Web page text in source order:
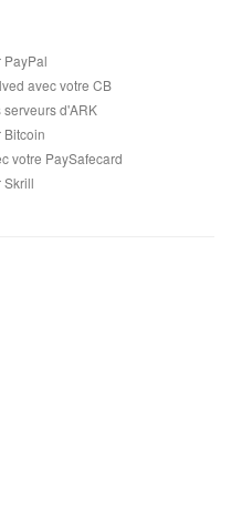
PayPal
avec votre CB
serveurs d'ARK
Bitcoin
votre PaySafecard
Skrill